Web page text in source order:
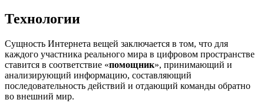
Технологии
Сущность Интернета вещей заключается в том, что для
каждого участника реального мира в цифровом пространстве
ставится в соответствие «помощник», принимающий и
анализирующий информацию, составляющий
последовательность действий и отдающий команды обратно
во внешний мир.